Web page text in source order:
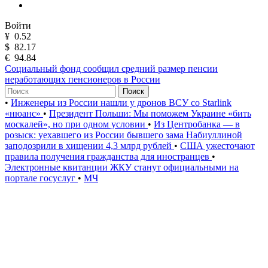
Войти
¥ 0.52
$ 82.17
€ 94.84
Социальный фонд сообщил средний размер пенсии
неработающих пенсионеров в России
Поиск
• Инженеры из России нашли у дронов ВСУ со Starlink
«нюанс» • Президент Польши: Мы поможем Украине «бить
москалей», но при одном условии • Из Центробанка — в
розыск: уехавшего из России бывшего зама Набиуллиной
заподозрили в хищении 4,3 млрд рублей • США ужесточают
правила получения гражданства для иностранцев •
Электронные квитанции ЖКУ станут официальными на
портале госуслуг • МЧ